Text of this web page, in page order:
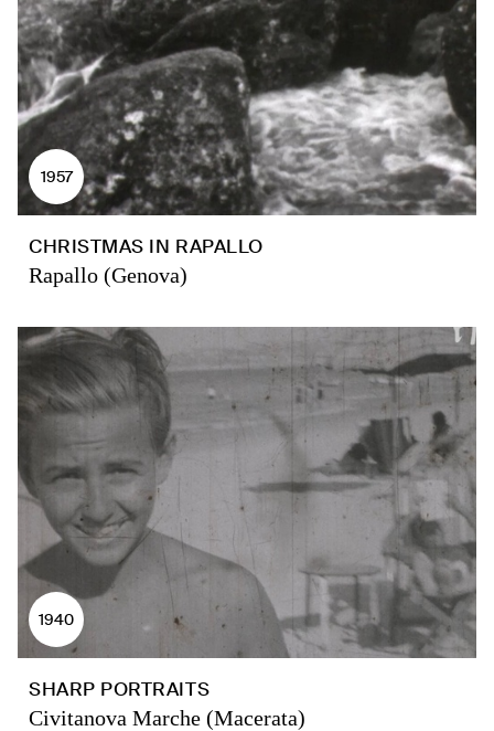
1957
CHRISTMAS IN RAPALLO
Rapallo (Genova)
1940
SHARP PORTRAITS
Civitanova Marche (Macerata)